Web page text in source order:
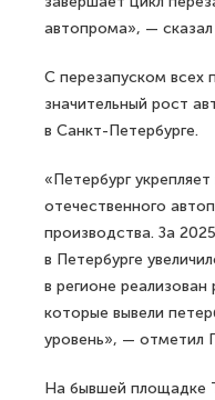
автопрома», — сказал
С перезапуском
значительный рост
в Санкт-Петербурге.
«Петербург
отечественного
производства. За
в Петербурге
в регионе реализован
которые вывели
уровень», — отметил
На бывшей площадке